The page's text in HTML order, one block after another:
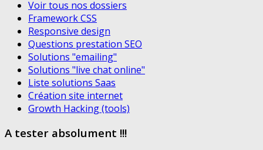
Voir tous nos dossiers
Framework CSS
Responsive design
Questions prestation SEO
Solutions "emailing"
Solutions "live chat online"
Liste solutions Saas
Création site internet
Growth Hacking (tools)
A tester absolument !!!